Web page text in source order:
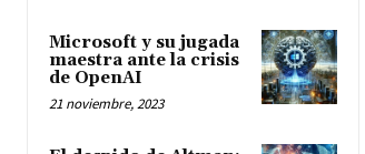
Microsoft y su jugada
maestra ante la crisis
de OpenAI
21 noviembre, 2023